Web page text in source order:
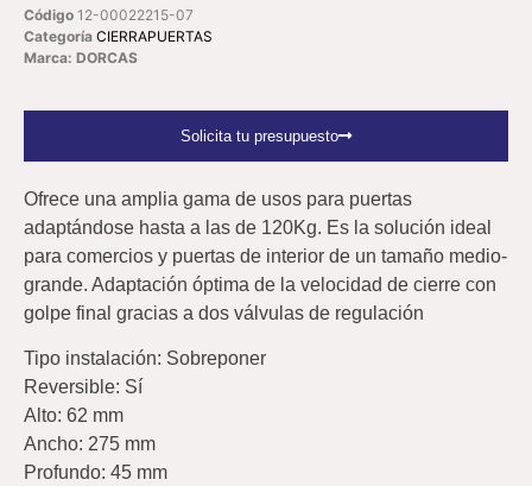
Código 12-00022215-07
Categoría CIERRAPUERTAS
Marca: DORCAS
Solicita tu presupuesto
Ofrece una amplia gama de usos para puertas
adaptándose hasta a las de 120Kg. Es la solución ideal
para comercios y puertas de interior de un tamaño medio-
grande. Adaptación óptima de la velocidad de cierre con
golpe final gracias a dos válvulas de regulación
Tipo instalación: Sobreponer
Reversible: Sí
Alto: 62 mm
Ancho: 275 mm
Profundo: 45 mm